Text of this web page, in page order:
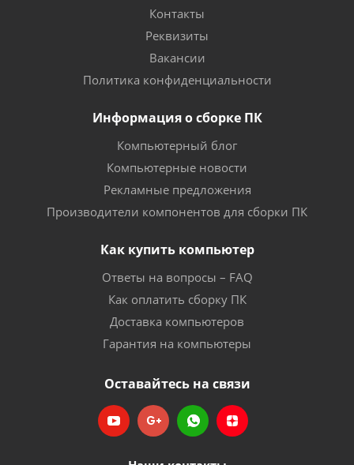
Контакты
Реквизиты
Вакансии
Политика конфиденциальности
Информация о сборке ПК
Компьютерный блог
Компьютерные новости
Рекламные предложения
Производители компонентов для сборки ПК
Как купить компьютер
Ответы на вопросы – FAQ
Как оплатить сборку ПК
Доставка компьютеров
Гарантия на компьютеры
Оставайтесь на связи